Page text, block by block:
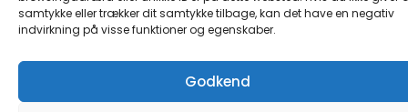
samtykke eller trækker dit samtykke tilbage, kan det have en negativ
indvirkning på visse funktioner og egenskaber.
Godkend